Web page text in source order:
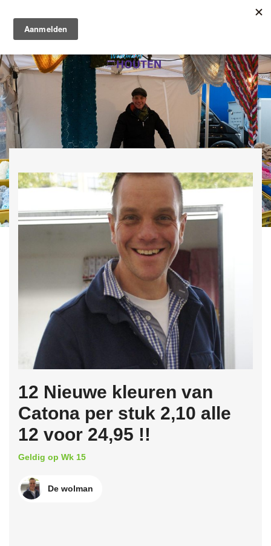
12 Nieuwe kleuren van
Catona per stuk 2,10 alle
12 voor 24,95 !!
Geldig op Wk 15
De wolman